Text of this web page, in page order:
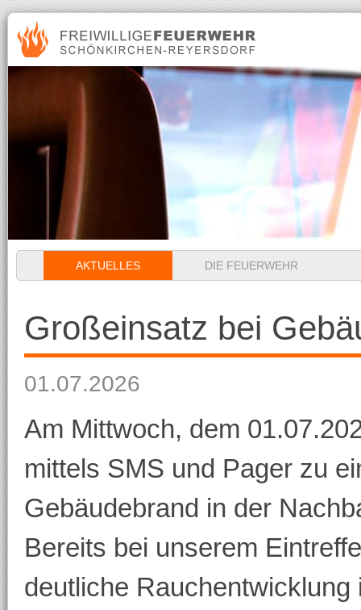
Navigation
AKTUELLES DIE FEUERWEHR
Großeinsatz bei
01.07.2026
Am Mittwoch, dem
mittels SMS und Pager zu
Gebäudebrand in der
Bereits bei unserem
deutliche